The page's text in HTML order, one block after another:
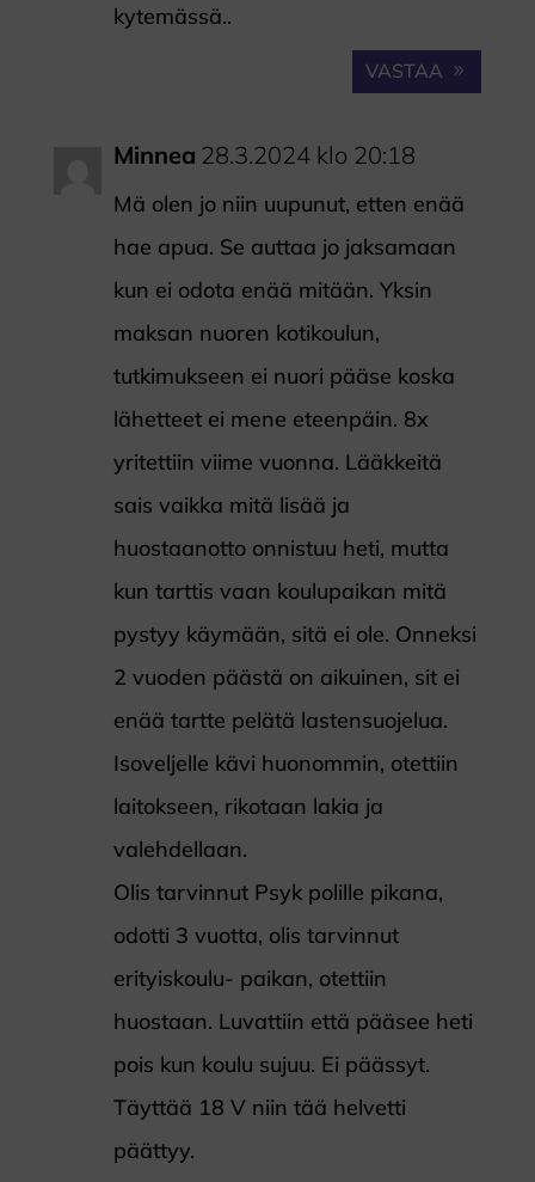
kytemässä..
VASTAA
Minnea 28.3.2024 klo 20:18
Mä olen jo niin uupunut, etten enää
hae apua. Se auttaa jo jaksamaan
kun ei odota enää mitään. Yksin
maksan nuoren kotikoulun,
tutkimukseen ei nuori pääse koska
lähetteet ei mene eteenpäin. 8x
yritettiin viime vuonna. Lääkkeitä
sais vaikka mitä lisää ja
huostaanotto onnistuu heti, mutta
kun tarttis vaan koulupaikan mitä
pystyy käymään, sitä ei ole. Onneksi
2 vuoden päästä on aikuinen, sit ei
enää tartte pelätä lastensuojelua.
Isoveljelle kävi huonommin, otettiin
laitokseen, rikotaan lakia ja
valehdellaan.
Olis tarvinnut Psyk polille pikana,
odotti 3 vuotta, olis tarvinnut
erityiskoulu- paikan, otettiin
huostaan. Luvattiin että pääsee heti
pois kun koulu sujuu. Ei päässyt.
Täyttää 18 V niin tää helvetti
päättyy.